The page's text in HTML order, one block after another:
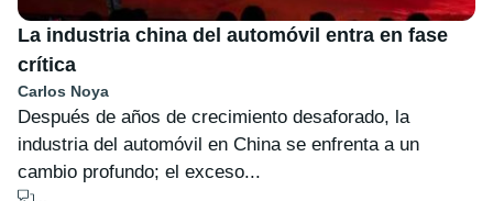
La industria china del automóvil entra en fase
crítica
Carlos Noya
Después de años de crecimiento desaforado, la
industria del automóvil en China se enfrenta a un
cambio profundo; el exceso...